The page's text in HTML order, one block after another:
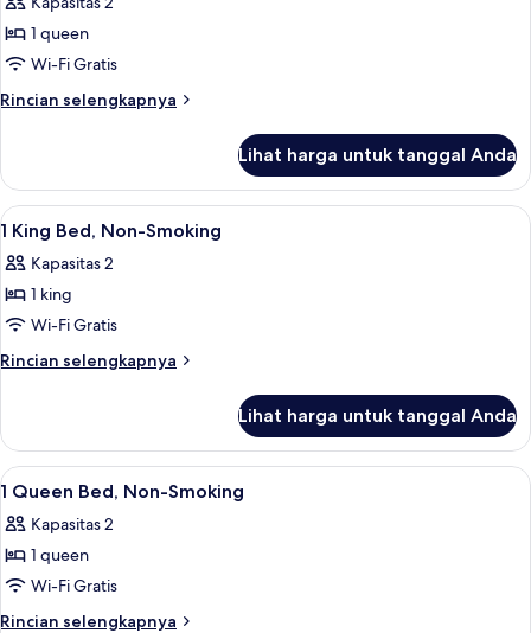
Bebas
Asap
untuk
1
Queen
Bed,
Room,
Roll-
In
Shower,
Non-
Smoking
1 queen
Wi-Fi Gratis
Rincian selengkapnya
Rincian
1
Queen
Bed,
Mobility
Accessible
Room,
In
Shower,
Non-
Lihat harga untuk tanggal Anda
Lihat
semua
foto
untuk
1
King
Smoking
2
1 King Bed, Non-Smoking
Kapasitas 2
1 king
Wi-Fi Gratis
Rincian selengkapnya
Rincian
1
King
Bed,
Smoking
Lihat harga untuk tanggal Anda
Lihat
semua
foto
untuk
1
Queen
2
1 Queen Bed, Non-Smoking
Kapasitas 2
1 queen
Wi-Fi Gratis
Rincian selengkapnya
Rincian